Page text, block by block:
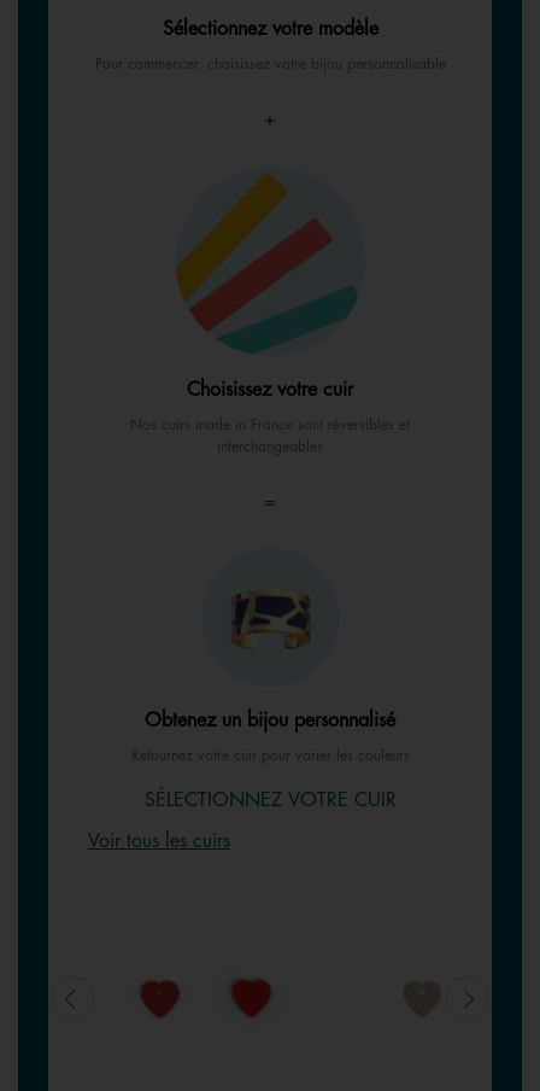
Sélectionnez votre modèle
Pour commencer, choisissez votre bijou personnalisable
+
Choisissez votre cuir
Nos cuirs made in France sont réversibles et
interchangeables
=
Obtenez un bijou personnalisé
Retournez votre cuir pour varier les couleurs
SÉLECTIONNEZ VOTRE CUIR
Voir tous les cuirs